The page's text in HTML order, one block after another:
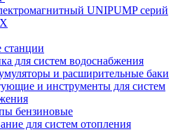
UNIPUMP серий
станции
для систем водоснабжения
и расширительные баки
и инструменты для систем
бензиновые
для систем отопления